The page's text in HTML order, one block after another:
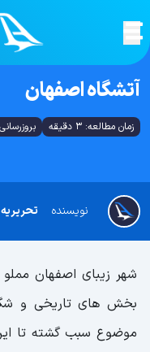
آتشگاه اصفهان
زمان مطالعه: 3 دقیقه بروزرسانی: 1402/
نویسنده
شهر زیبای اصفهان
بخش های تاریخی و
موضوع سبب گشته تا